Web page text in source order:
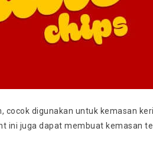
digunakan untuk kemasan
ini juga dapat membuat kemasan